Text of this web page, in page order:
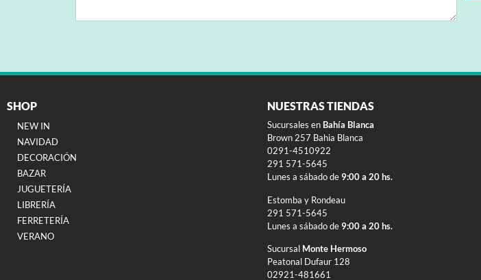
SHOP
NEW IN
NAVIDAD
DECORACIÓN
BAZAR
JUGUETERÍA
LIBRERÍA
FERRETERÍA
VERANO
NUESTRAS TIENDAS
Sucursales en Bahía Blanca
Brown 257 Bahia Blanca
0291-4510922
291 571-5645
Lunes a sábado de 9:00 a 20 hs.
Estomba y Rondeau
291 571-5645
Lunes a sábado de 9:00 a 20 hs.
SucursalMonte Hermoso
Peatonal Dufaur 128
02921-481661